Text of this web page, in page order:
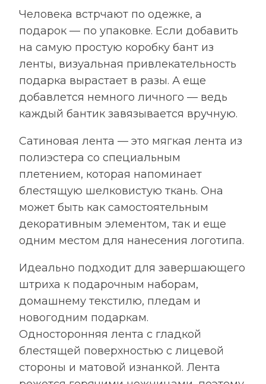
см
Человека встрчают по одежке, а
подарок — по упаковке. Если добавить
на самую простую коробку бант из
ленты, визуальная привлекательность
подарка вырастает в разы. А еще
добавлется немного личного — ведь
каждый бантик завязывается вручную.
Сатиновая лента — это мягкая лента из
полиэстера со специальным
плетением, которая напоминает
блестящую шелковистую ткань. Она
может быть как самостоятельным
декоративным элементом, так и еще
одним местом для нанесения логотипа.
Идеально подходит для завершающего
штриха к подарочным наборам,
домашнему текстилю, пледам и
новогодним подаркам.
Односторонняя лента с гладкой
блестящей поверхностью с лицевой
стороны и матовой изнанкой. Лента